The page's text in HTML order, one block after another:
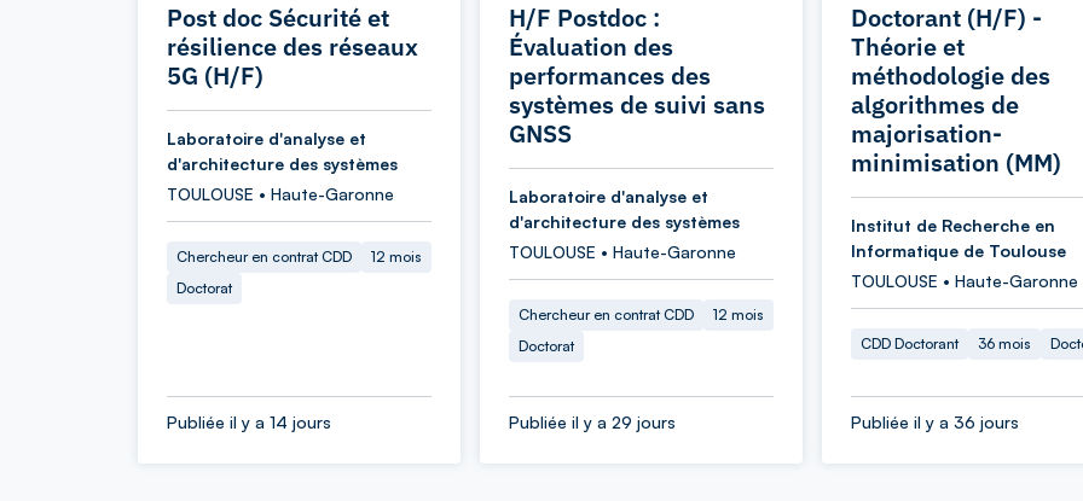
Post doc Sécurité et
résilience des réseaux
5G (H/F)
Laboratoire d'analyse et
d'architecture des systèmes
TOULOUSE • Haute-Garonne
Chercheur en contrat CDD
12 mois
Doctorat
Publiée il y a 14 jours
H/F Postdoc :
Évaluation des
performances des
systèmes de suivi sans
GNSS
Laboratoire d'analyse et
d'architecture des systèmes
TOULOUSE • Haute-Garonne
Chercheur en contrat CDD
12 mois
Doctorat
Publiée il y a 29 jours
Doctorant (H/F) -
Théorie et
méthodologie des
algorithmes de
majorisation-
minimisation (MM)
Institut de Recherche en
Informatique de Toulouse
TOULOUSE • Haute-Garonne
CDD Doctorant 36 mois
Publiée il y a 36 jours